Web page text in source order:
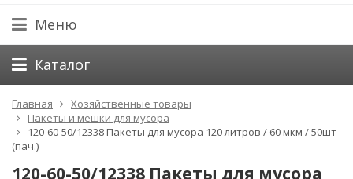
Меню
Каталог
Главная
Хозяйственные товары
Пакеты и мешки для мусора
120-60-50/12338 Пакеты для мусора 120 литров / 60 мкм / 50шт
(пач.)
120-60-50/12338 Пакеты для мусора